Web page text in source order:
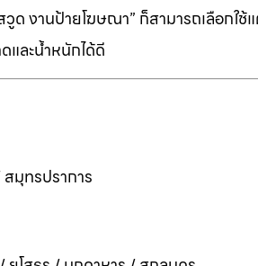
ด งานป้ายโฆษณา” ก็สามารถเลือกใช้
และน้ำหนักได้ดี
มุทรปราการ